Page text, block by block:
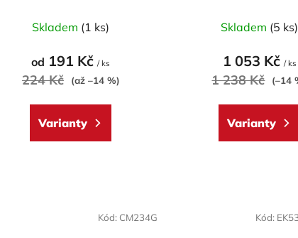
hodnocení
produktu
5
Skladem (1 ks)
od 191 Kč/ ks
224 Kč (až –14 %)
Varianty
je
5
Skladem (5 ks)
1 053 Kč / ks
1 238 Kč (–14
Varianty
Kód: CM234G Kód: